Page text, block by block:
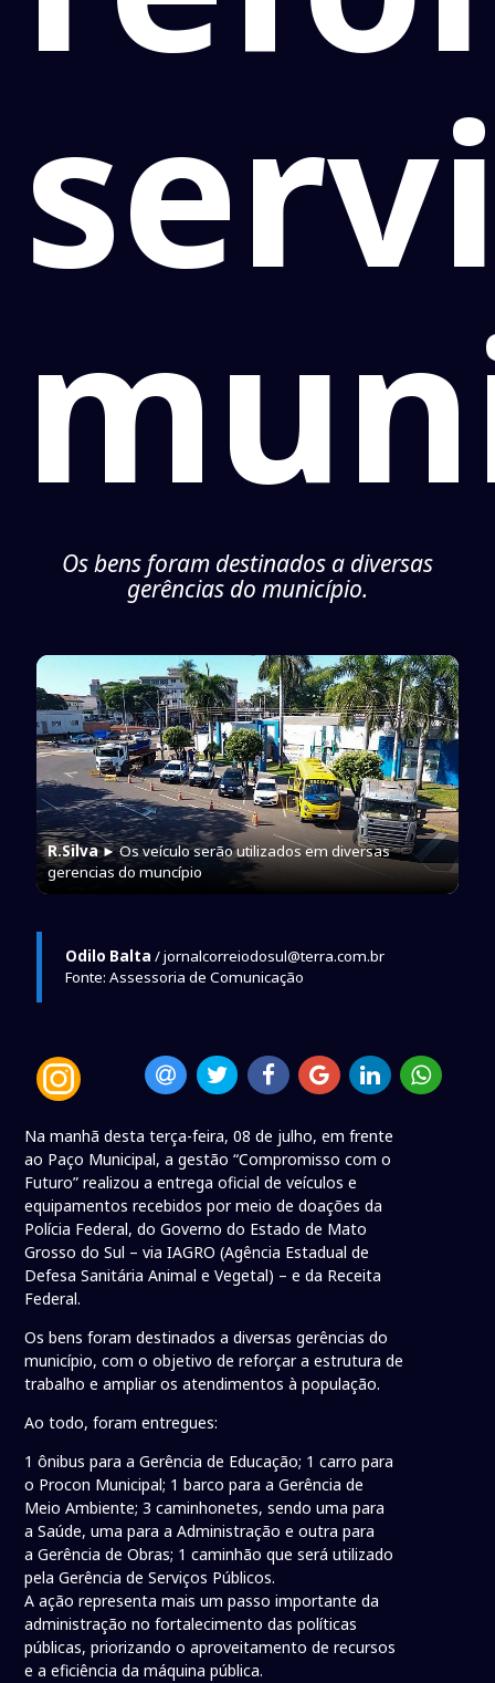
Os bens foram destinados a diversas
gerências do município.
R.Silva► Os veículo serão utilizados em diversas
gerencias do muncípio
Odilo Balta / jornalcorreiodosul@terra.com.br
Fonte: Assessoria de Comunicação
Na manhã desta terça-feira, 08 de julho, em frente
ao Paço Municipal, a gestão “Compromisso com o
Futuro” realizou a entrega oficial de veículos e
equipamentos recebidos por meio de doações da
Polícia Federal, do Governo do Estado de Mato
Grosso do Sul – via IAGRO (Agência Estadual de
Defesa Sanitária Animal e Vegetal) – e da Receita
Federal.
Os bens foram destinados a diversas gerências do
município, com o objetivo de reforçar a estrutura de
trabalho e ampliar os atendimentos à população.
Ao todo, foram entregues:
1 ônibus para a Gerência de Educação; 1 carro para
o Procon Municipal; 1 barco para a Gerência de
Meio Ambiente; 3 caminhonetes, sendo uma para
a Saúde, uma para a Administração e outra para
a Gerência de Obras; 1 caminhão que será utilizado
pela Gerência de Serviços Públicos.
A ação representa mais um passo importante da
administração no fortalecimento das políticas
públicas, priorizando o aproveitamento de recursos
e a eficiência da máquina pública.